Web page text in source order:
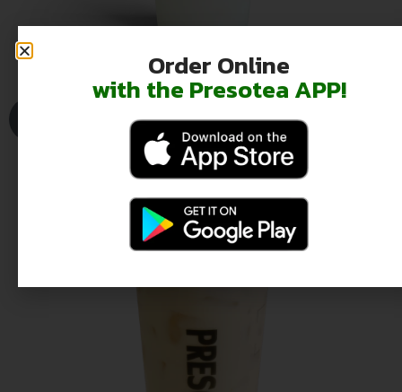
櫻の雪
Order Online
with the Presotea APP!